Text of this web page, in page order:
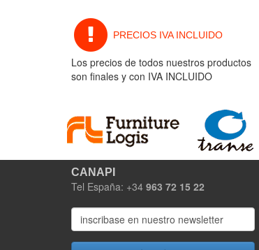
PRECIOS IVA INCLUIDO
Los precios de todos nuestros productos
son finales y con IVA INCLUIDO
CANAPI
Tel España: +34 963 72 15 22